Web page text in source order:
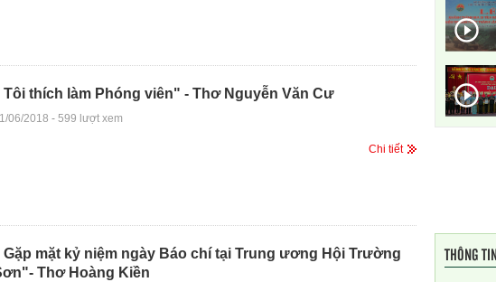
Tôi thích làm Phóng viên" - Thơ Nguyễn Văn Cư
06/2018 - 599 lượt xem
Chi tiết
Gặp mặt kỷ niệm ngày Báo chí tại Trung ương Hội Trường
Thơ Hoàng Kiền
THÔNG